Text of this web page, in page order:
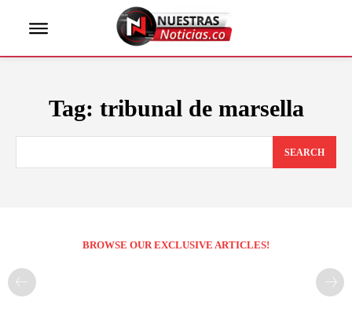
Tag: tribunal de marsella
SEARCH
BROWSE OUR EXCLUSIVE ARTICLES!